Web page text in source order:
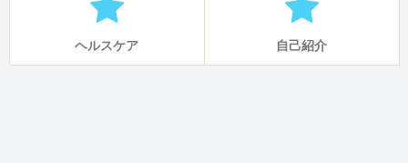
ヘルスケア 自己紹介